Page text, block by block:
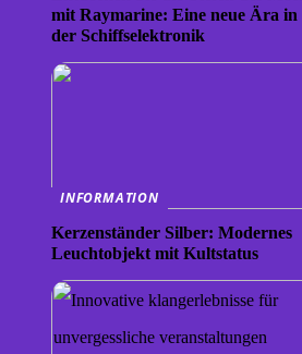
mit Raymarine: Eine neue Ära in
der Schiffselektronik
INFORMATION
Kerzenständer Silber: Modernes
Leuchtobjekt mit Kultstatus